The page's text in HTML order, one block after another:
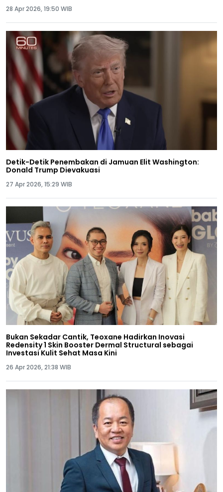
28 Apr 2026, 19:50 WIB
Detik-Detik Penembakan di Jamuan Elit Washington:
Donald Trump Dievakuasi
27 Apr 2026, 15:29 WIB
Bukan Sekadar Cantik, Teoxane Hadirkan Inovasi
Redensity 1 Skin Booster Dermal Structural sebagai
Investasi Kulit Sehat Masa Kini
26 Apr 2026, 21:38 WIB